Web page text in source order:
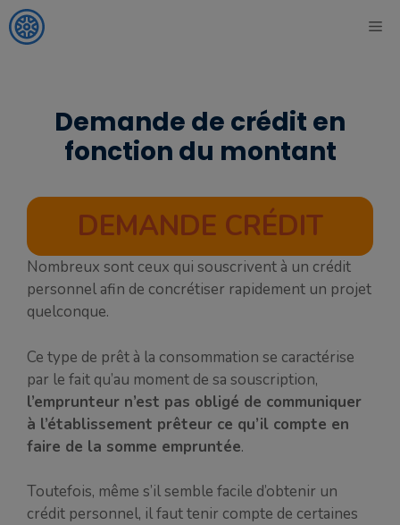
Aller
au
Demande de crédit en
fonction du montant
DEMANDE CRÉDIT
Nombreux sont ceux qui souscrivent à un crédit
personnel afin de concrétiser rapidement un projet
quelconque.
Ce type de prêt à la consommation se caractérise
par le fait qu’au moment de sa souscription,
l’emprunteur n’est pas obligé de communiquer
à l’établissement prêteur ce qu’il compte en
faire de la somme empruntée.
Toutefois, même s’il semble facile d’obtenir un
crédit personnel, il faut tenir compte de certaines